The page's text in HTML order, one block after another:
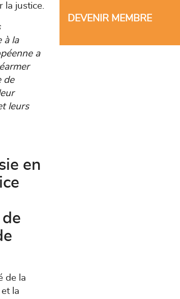
la justice.
à la
a
de
leurs
en
de la
la
DEVENIR MEMBRE